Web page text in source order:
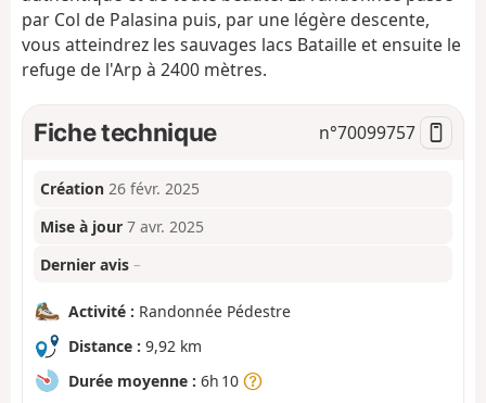
par Col de Palasina puis, par une légère descente,
vous atteindrez les sauvages lacs Bataille et ensuite le
refuge de l'Arp à 2400 mètres.
Fiche technique n°70099757
Création 26 févr. 2025
Mise à jour 7 avr. 2025
Dernier avis –
Activité : Randonnée Pédestre
Distance : 9,92 km
Durée moyenne : 6h 10